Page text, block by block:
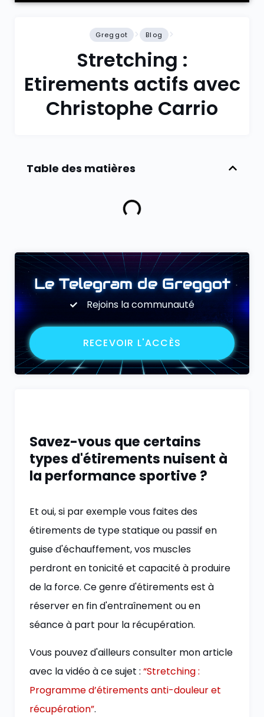
Greggot Blog
Stretching :
Etirements actifs avec
Christophe Carrio
Savez-vous que certains
types d'étirements nuisent à
la performance sportive ?
Et oui, si par exemple vous faites des
étirements de type statique ou passif en
guise d'échauffement, vos muscles
perdront en tonicité et capacité à produire
de la force. Ce genre d'étirements est à
réserver en fin d'entraînement ou en
séance à part pour la récupération.
Vous pouvez d'ailleurs consulter mon article
avec la vidéo à ce sujet : “Stretching :
Programme d’étirements anti-douleur et
récupération”.
Table des matières
Le Telegram de Greggot
Rejoins la communauté
RECEVOIR L'ACCÈS